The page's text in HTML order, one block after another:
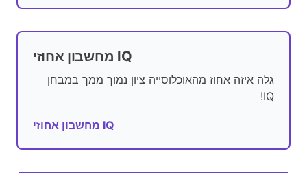
מחשבון אחוזי IQ
גלה איזה אחוז מהאוכלוסייה ציון נמוך ממך במבחן
IQ!
מחשבון אחוזי IQ